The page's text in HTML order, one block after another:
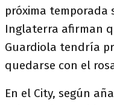
próxima temporada
Inglaterra afirman
Guardiola tendría
quedarse con el
En el City, según